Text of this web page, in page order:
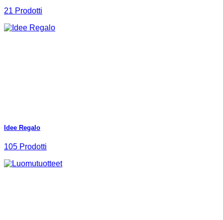
21 Prodotti
Idee Regalo
105 Prodotti